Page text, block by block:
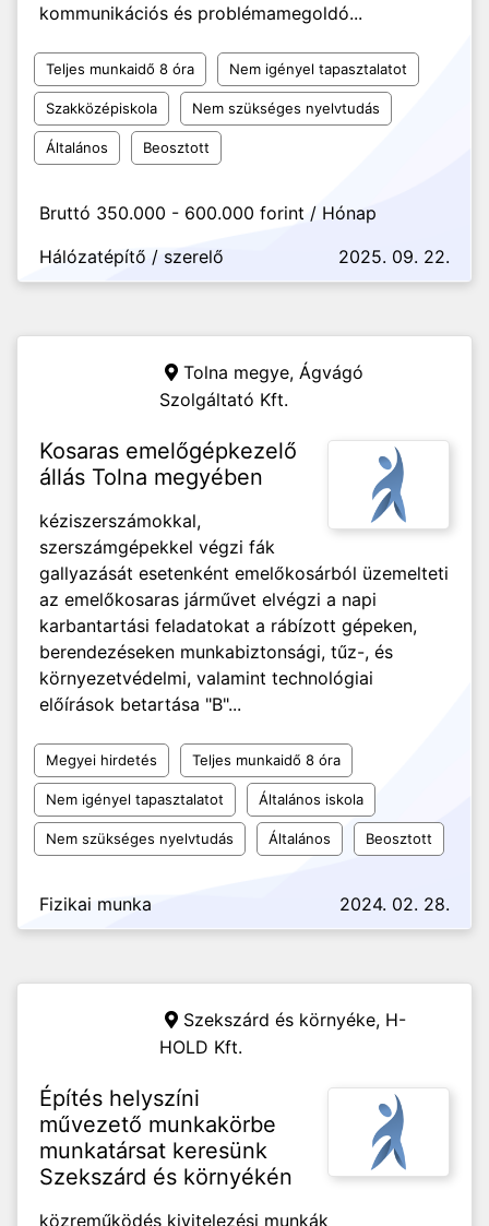
kommunikációs és problémamegoldó...
Teljes munkaidő 8 óra Nem igényel tapasztalatot
Szakközépiskola Nem szükséges nyelvtudás
Általános Beosztott
Bruttó 350.000 - 600.000 forint / Hónap
Hálózatépítő / szerelő
2025. 09. 22.
Tolna megye, Ágvágó
Szolgáltató Kft.
Kosaras emelőgépkezelő
állás Tolna megyében
kéziszerszámokkal,
szerszámgépekkel végzi fák
gallyazását esetenként emelőkosárból üzemelteti
az emelőkosaras járművet elvégzi a napi
karbantartási feladatokat a rábízott gépeken,
berendezéseken munkabiztonsági, tűz-, és
környezetvédelmi, valamint technológiai
előírások betartása "B"...
Megyei hirdetés Teljes munkaidő 8 óra
Nem igényel tapasztalatot Általános iskola
Nem szükséges nyelvtudás Általános Beosztott
Fizikai munka 2024. 02. 28.
Szekszárd és környéke, H-
HOLD Kft.
Építés helyszíni
művezető munkakörbe
munkatársat keresünk
Szekszárd és környékén
közreműködés kivitelezési munkák